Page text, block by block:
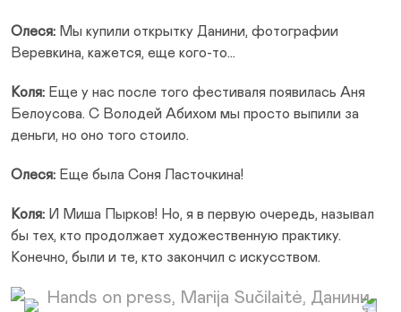
Олеся: Мы купили открытку Данини, фотографии
Веревкина, кажется, еще кого-то…
Коля: Еще у нас после того фестиваля появилась Аня
Белоусова. С Володей Абихом мы просто выпили за
деньги, но оно того стоило.
Олеся: Еще была Соня Ласточкина!
Коля: И Миша Пырков! Но, я в первую очередь, называл
бы тех, кто продолжает художественную практику.
Конечно, были и те, кто закончил с искусством.